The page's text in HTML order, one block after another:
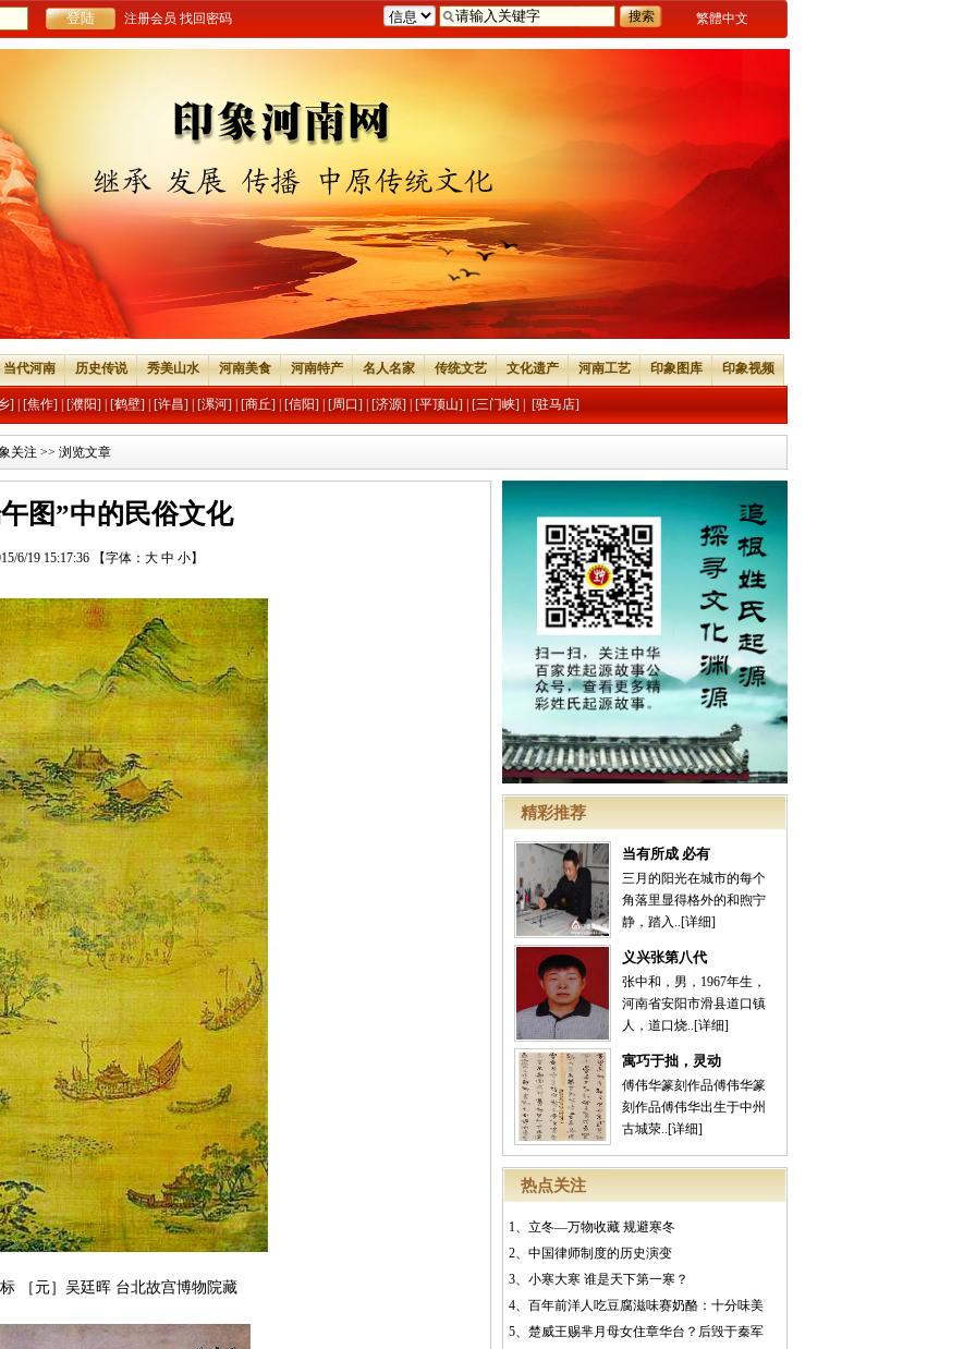
繁體中文
注册会员 找回密码
当代河南 历史传说 秀美山水 河南美食 河南特产 名人名家 传统文艺 文化遗产 河南工艺 印象图库 印象视频
] [焦作] [濮阳] [鹤壁] [许昌] [漯河] [商丘] [信阳] [周口] [济源] [平顶山] [三门峡] [驻马店]
关注 >> 浏览文章
精彩推荐
当有所成 必有
三月的阳光在城市的每个
角落里显得格外的和煦宁
静，踏入..[详细]
义兴张第八代
张中和，男，1967年生，
河南省安阳市滑县道口镇
人，道口烧..[详细]
寓巧于拙，灵动
傅伟华篆刻作品傅伟华篆
刻作品傅伟华出生于中州
古城荥..[详细]
热点关注
1、 立冬—万物收藏 规避寒冬
2、 中国律师制度的历史演变
3、 小寒大寒 谁是天下第一寒？
4、 百年前洋人吃豆腐滋味赛奶酪：十分味美
5、 楚威王赐芈月母女住章华台？后毁于秦军
图”中的民俗文化
6/19 15:17:36 【字体： 大 中 小】
［元］吴廷晖 台北故宫博物院藏